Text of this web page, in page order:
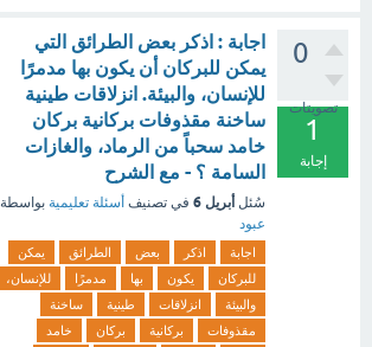
0
تصويتات
1
إجابة
اجابة : اذكر بعض الطرائق التي
يمكن للبركان أن يكون بها مدمرًا
للإنسان، والبيئة. انزلاقات طينية
ساخنة مقذوفات بركانية بركان
خامد سحباً من الرماد، والغازات
السامة ؟ - مع الشرح
سُئل أبريل 6 في تصنيف أسئلة تعليمية بواسطة
عبود
اجابة اذكر بعض الطرائق
يمكن
للبركان
يكون بها مدمرًا
للإنسان،
والبيئة
انزلاقات طينية
ساخنة
مقذوفات
بركانية بركان
خامد